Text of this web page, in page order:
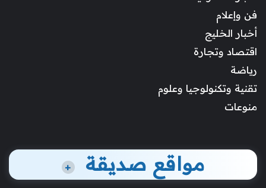
فن وإعلام
أخبار الخليج
اقتصاد وتجارة
رياضة
تقنية وتكنولوجيا وعلوم
منوعات
مواقع صديقة +